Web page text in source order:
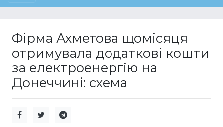
Фірма Ахметова щомісяця
отримувала додаткові кошти
за електроенергію на
Донеччині: схема